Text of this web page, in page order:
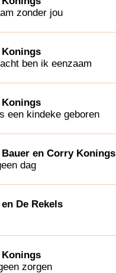
zonder jou
ben ik eenzaam
een kindeke geboren
Bauer en Corry Konings
dag
De Rekels
zorgen